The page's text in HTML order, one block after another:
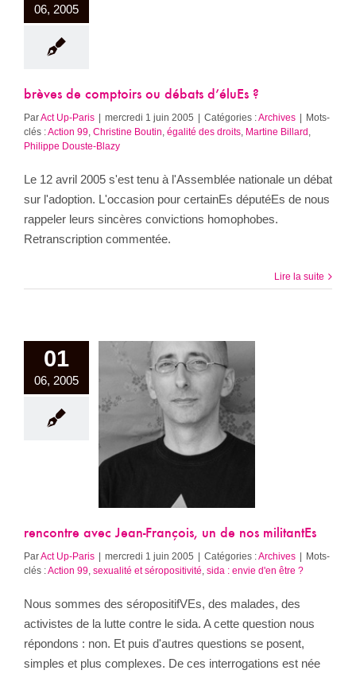
06, 2005
brèves de comptoirs ou débats d’éluEs ?
ParAct Up-Paris | mercredi 1 juin 2005 | Catégories :Archives | Mots-
clés :Action 99, Christine Boutin, égalité des droits, Martine Billard,
Philippe Douste-Blazy
Le 12 avril 2005 s'est tenu à l'Assemblée nationale un débat
sur l'adoption. L'occasion pour certainEs députéEs de nous
rappeler leurs sincères convictions homophobes.
Retranscription commentée.
Lire la suite
01
06, 2005
avec Jean-
rencontre avec Jean-François, un de nos militantEs
ParAct Up-Paris mercredi 1 juin 2005 Catégories :Archives
Mots-
clés :Action 99, sexualité et séropositivité, sida : envie d'en être ?
Nous sommes des séropositifVEs, des malades, des
activistes de la lutte contre le sida. A cette question nous
répondons : non. Et puis d'autres questions se posent,
simples et plus complexes. De ces interrogations est née